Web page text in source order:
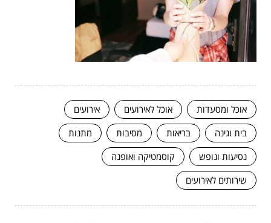
אוכל ומסעדות אוכל לאירועים
אירועים
בית וגינה
בריאות מסיבות
מתנות
נסיעות ונופש
קוסמטיקה ואופנה
שירותים לאירועים